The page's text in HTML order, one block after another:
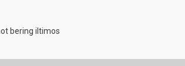
bering iltimos